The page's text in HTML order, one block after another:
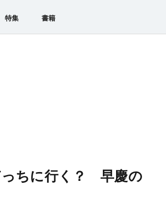
特集 書籍
っちに行く？ 早慶の